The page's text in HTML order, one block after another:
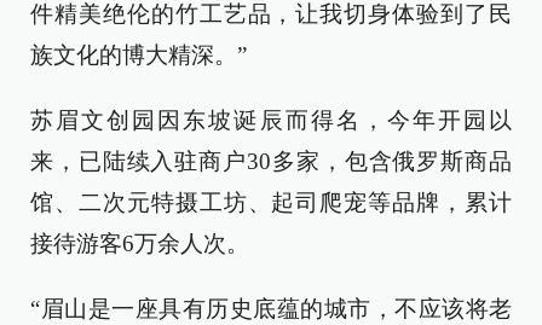
件精美绝伦的竹工艺品，让我切身体验到了民
族文化的博大精深。”
苏眉文创园因东坡诞辰而得名，今年开园以
来，已陆续入驻商户30多家，包含俄罗斯商品
馆、二次元特摄工坊、起司爬宠等品牌，累计
接待游客6万余人次。
“眉山是一座具有历史底蕴的城市，不应该将老